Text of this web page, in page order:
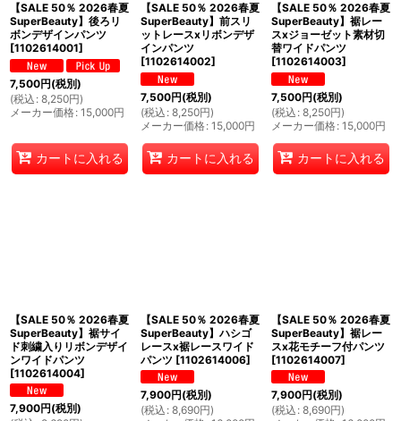
【SALE 50％ 2026春夏
SuperBeauty】後ろリ
ボンデザインパンツ
[1102614001]
7,500円(税別)
(税込 : 8,250円)
メーカー価格: 15,000円
カートに入れる
【SALE 50％ 2026春夏
SuperBeauty】前スリ
ットレースxリボンデザ
インパンツ
[1102614002]
7,500円(税別)
(税込 : 8,250円)
メーカー価格: 15,000円
カートに入れる
【SALE 50％ 2026春夏
SuperBeauty】裾レー
スxジョーゼット素材切
替ワイドパンツ
[1102614003]
7,500円(税別)
(税込 : 8,250円)
メーカー価格: 15,000円
カートに入れる
【SALE 50％ 2026春夏
SuperBeauty】裾サイ
ド刺繍入りリボンデザイ
ンワイドパンツ
[1102614004]
7,900円(税別)
【SALE 50％ 2026春夏
SuperBeauty】ハシゴ
レースx裾レースワイド
パンツ [1102614006]
7,900円(税別)
(税込 : 8,690円)
【SALE 50％ 2026春夏
SuperBeauty】裾レー
スx花モチーフ付パンツ
[1102614007]
7,900円(税別)
(税込 : 8,690円)